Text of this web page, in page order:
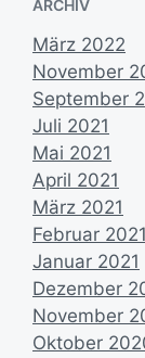
u
m
n
ARCHIV
März 2022
November
September
Juli 2021
Mai 2021
April 2021
März 2021
Februar 2021
Januar 2021
Dezember
November
Oktober